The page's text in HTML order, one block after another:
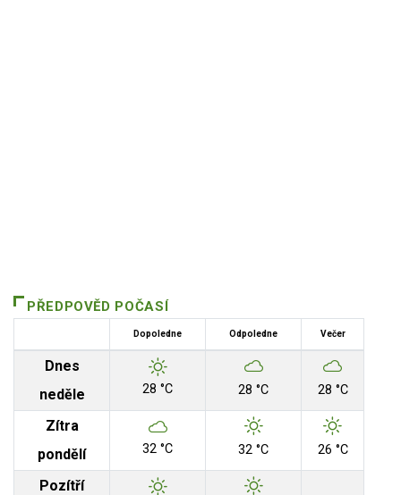
PŘEDPOVĚD POČASÍ
Dopoledne Odpoledne Večer
Dnes
neděle
28 °C 28 °C 28 °C
Zítra
pondělí
32 °C 32 °C 26 °C
Pozítří